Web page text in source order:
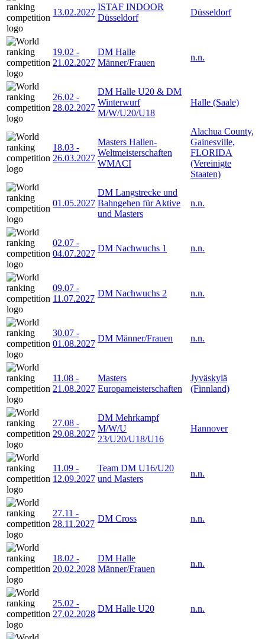
13.02.2027
ISTAF INDOOR
Düsseldorf
Düsseldorf
19.02 -
21.02.2027
DM Halle
Männer/Frauen
n.n.
26.02 -
28.02.2027
DM Halle U20 & DM
Winterwurf
M/W/U20/U18
Halle (Saale)
18.03 -
26.03.2027
Masters Hallen-
Weltmeisterschaften
WMACI
Alachua County,
Gainesville,
FLORIDA
(Vereinigte
Staaten)
01.05.2027
DM Langstrecke und
Bahngehen für Aktive
und Masters
n.n.
02.07 -
04.07.2027
DM Nachwuchs 1 n.n.
09.07 -
11.07.2027
DM Nachwuchs 2 n.n.
30.07 -
01.08.2027
DM Männer/Frauen n.n.
11.08 -
21.08.2027
Masters
Europameisterschaften
Jyväskylä
(Finnland)
27.08 -
29.08.2027
DM Mehrkampf
M/W/U
23/U20/U18/U16
Hannover
11.09 -
12.09.2027
Team DM U16/U20
und Masters
n.n.
27.11 -
28.11.2027
DM Cross n.n.
18.02 -
20.02.2028
DM Halle
Männer/Frauen
n.n.
25.02 -
27.02.2028
DM Halle U20 n.n.